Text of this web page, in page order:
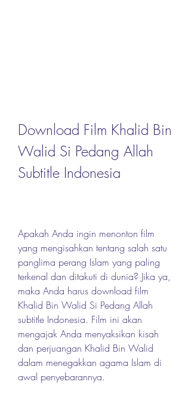
Download Film Khalid Bin
Walid Si Pedang Allah
Subtitle Indonesia
Apakah Anda ingin menonton film
yang mengisahkan tentang salah satu
panglima perang Islam yang paling
terkenal dan ditakuti di dunia? Jika ya,
maka Anda harus download film
Khalid Bin Walid Si Pedang Allah
subtitle Indonesia. Film ini akan
mengajak Anda menyaksikan kisah
dan perjuangan Khalid Bin Walid
dalam menegakkan agama Islam di
awal penyebarannya.